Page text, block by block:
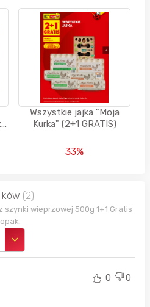
Wszystkie jajka "Moja
Kurka" (2+1 GRATIS)
33%
(2)
szynki wieprzowej 500g 1+1 Gratis
0 0